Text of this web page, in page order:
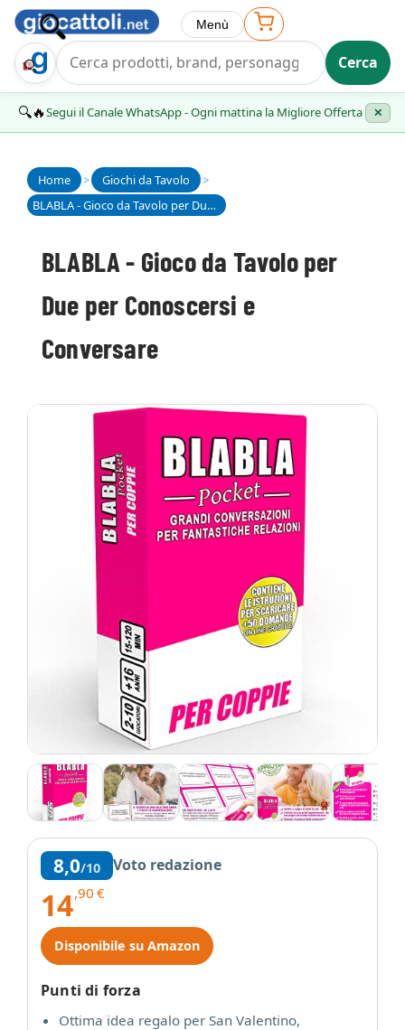
Trova Regalo Cerca
Menù
🔍🔥Segui il Canale WhatsApp - Ogni mattina la Migliore Offerta ✕
Home > Giochi da Tavolo
>
BLABLA - Gioco da Tavolo per Due per Conoscersi e Conversare
BLABLA - Gioco da Tavolo per
Due per Conoscersi e
Conversare
8,0/10 Voto redazione
14,90 €
Disponibile su Amazon
Punti di forza
Ottima idea regalo per San Valentino,